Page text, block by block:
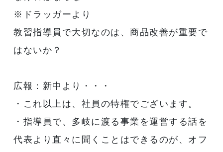
※ドラッガーより
教習指導員で大切なのは、商品改善が重要で
はないか？
広報：新中より・・・
・これ以上は、社員の特権でございます。
・指導員で、多岐に渡る事業を運営する話を
代表より直々に聞くことはできるのが、オフ